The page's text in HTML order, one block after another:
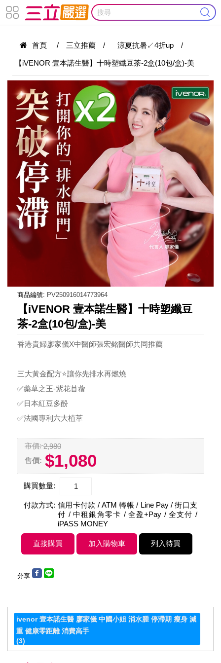
首頁 / 三立推薦 / 涼夏抗暑↙4折up /
【iVENOR 壹本諾生醫】十時塑纖豆茶-2盒(10包/盒)-美
商品編號: PV250916014773964
【iVENOR 壹本諾生醫】十時塑纖豆
茶-2盒(10包/盒)-美
香港貴婦廖家儀X中醫師張宏銘醫師共同推薦
三大黃金配方⭐讓你先排水再燃燒
✅藥草之王-紫花苜蓿
✅日本紅豆多酚
✅法國專利六大植萃
市價: 2,980
售價: $1,080
購買數量:
付款方式: 信用卡付款 / ATM 轉帳 / Line Pay / 街口支
付 / 中租銀角零卡 / 全盈+Pay / 全支付 /
iPASS MONEY
分享
ivenor 壹本諾生醫 廖家儀 中國小姐 消水腫 停滯期 瘦身 減
重 健康零距離 消費高手
(3)